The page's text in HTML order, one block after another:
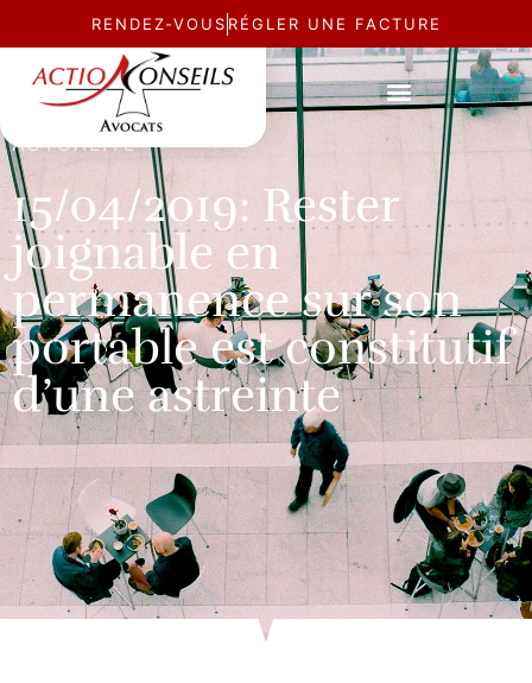
RENDEZ-VOUS RÉGLER UNE FACTURE
ACTUALITÉ
15/04/2019: Rester
joignable en
permanence sur son
portable est constitutif
d’une astreinte